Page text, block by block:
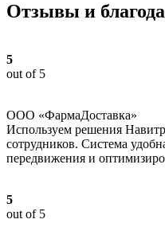
Отзывы и
5
out of 5
ООО «ФармаДоставка»
Используем решения
сотрудников. Система
передвижения и
5
out of 5